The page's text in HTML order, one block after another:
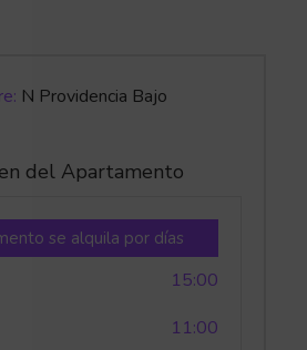
N Providencia Bajo
del Apartamento
se alquila por días
15:00
11:00